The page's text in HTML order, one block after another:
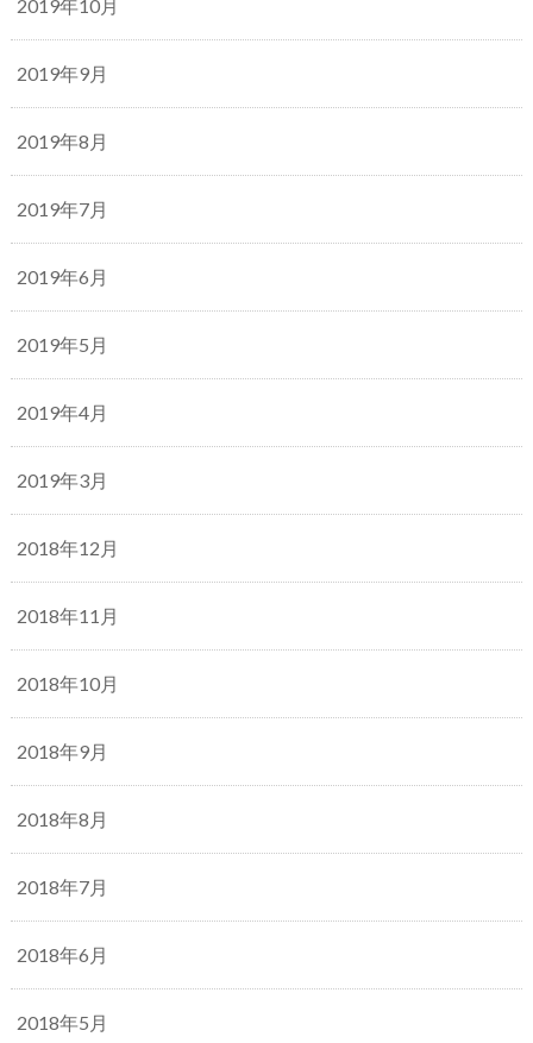
2019年10月
2019年9月
2019年8月
2019年7月
2019年6月
2019年5月
2019年4月
2019年3月
2018年12月
2018年11月
2018年10月
2018年9月
2018年8月
2018年7月
2018年6月
2018年5月